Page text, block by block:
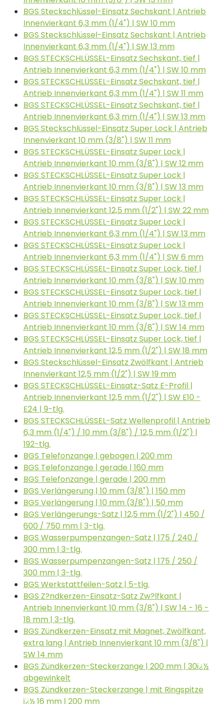
BGS Steckschlüssel-Einsatz Sechskant | Antrieb
Innenvierkant 6,3 mm (1/4") | SW 10 mm
BGS Steckschlüssel-Einsatz Sechskant | Antrieb
Innenvierkant 6,3 mm (1/4") | SW 13 mm
BGS STECKSCHLÜSSEL-Einsatz Sechskant, tief |
Antrieb Innenvierkant 6,3 mm (1/4") | SW 10 mm
BGS STECKSCHLÜSSEL-Einsatz Sechskant, tief |
Antrieb Innenvierkant 6,3 mm (1/4") | SW 11 mm
BGS STECKSCHLÜSSEL-Einsatz Sechskant, tief |
Antrieb Innenvierkant 6,3 mm (1/4") | SW 13 mm
BGS Steckschlüssel-Einsatz Super Lock | Antrieb
Innenvierkant 10 mm (3/8") | SW 11 mm
BGS STECKSCHLÜSSEL-Einsatz Super Lock |
Antrieb Innenvierkant 10 mm (3/8") | SW 12 mm
BGS STECKSCHLÜSSEL-Einsatz Super Lock |
Antrieb Innenvierkant 10 mm (3/8") | SW 13 mm
BGS STECKSCHLÜSSEL-Einsatz Super Lock |
Antrieb Innenvierkant 12,5 mm (1/2") | SW 22 mm
BGS STECKSCHLÜSSEL-Einsatz Super Lock |
Antrieb Innenvierkant 6,3 mm (1/4") | SW 13 mm
BGS STECKSCHLÜSSEL-Einsatz Super Lock |
Antrieb Innenvierkant 6,3 mm (1/4") | SW 6 mm
BGS STECKSCHLÜSSEL-Einsatz Super Lock, tief |
Antrieb Innenvierkant 10 mm (3/8") | SW 10 mm
BGS STECKSCHLÜSSEL-Einsatz Super Lock, tief |
Antrieb Innenvierkant 10 mm (3/8") | SW 13 mm
BGS STECKSCHLÜSSEL-Einsatz Super Lock, tief |
Antrieb Innenvierkant 10 mm (3/8") | SW 14 mm
BGS STECKSCHLÜSSEL-Einsatz Super Lock, tief |
Antrieb Innenvierkant 12,5 mm (1/2") | SW 18 mm
BGS Steckschlüssel-Einsatz Zwölfkant | Antrieb
Innenvierkant 12,5 mm (1/2") | SW 19 mm
BGS STECKSCHLÜSSEL-Einsatz-Satz E-Profil |
Antrieb Innenvierkant 12,5 mm (1/2") | SW E10 -
E24 | 9-tlg.
BGS STECKSCHLÜSSEL-Satz Wellenprofil | Antrieb
6,3 mm (1/4") / 10 mm (3/8") / 12,5 mm (1/2") |
192-tlg.
BGS Telefonzange | gebogen | 200 mm
BGS Telefonzange | gerade | 160 mm
BGS Telefonzange | gerade | 200 mm
BGS Verlängerung | 10 mm (3/8") | 150 mm
BGS Verlängerung | 10 mm (3/8") | 50 mm
BGS Verlängerungs-Satz | 12,5 mm (1/2") | 450 /
600 / 750 mm | 3-tlg.
BGS Wasserpumpenzangen-Satz | 175 / 240 /
300 mm | 3-tlg.
BGS Wasserpumpenzangen-Satz | 175 / 250 /
300 mm | 3-tlg.
BGS Werkstattfeilen-Satz | 5-tlg.
BGS Z?ndkerzen-Einsatz-Satz Zw?lfkant |
Antrieb Innenvierkant 10 mm (3/8") | SW 14 - 16 -
18 mm | 3-tlg.
BGS Zündkerzen-Einsatz mit Magnet, Zwölfkant,
extra lang | Antrieb Innenvierkant 10 mm (3/8") |
SW 14 mm
BGS Zündkerzen-Steckerzange | 200 mm | 30ï¿½
abgewinkelt
BGS Zündkerzen-Steckerzange | mit Ringspitze
ï¿½ 16 mm | 200 mm